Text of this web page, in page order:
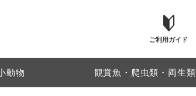
ご利用ガイド
動物 観賞魚・爬虫類・両生類